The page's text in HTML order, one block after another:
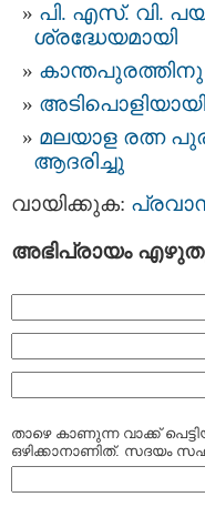
പി. എസ്. വി.
ശ്രദ്ധേയമായി
മലയാള രത്ന
ആദരിച്ചു
വായിക്കുക:
അഭിപ്രായം
താഴെ കാണുന്ന വാക്ക്
ഒഴിക്കാനാണിത്. സദയം